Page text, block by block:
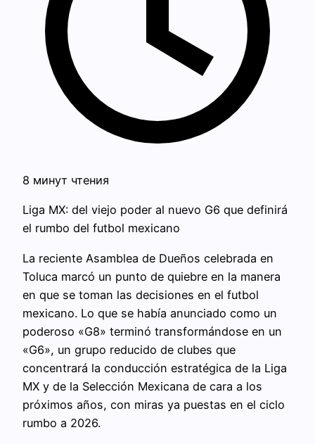
8 минут чтения
Liga MX: del viejo poder al nuevo G6 que definirá
el rumbo del futbol mexicano
La reciente Asamblea de Dueños celebrada en
Toluca marcó un punto de quiebre en la manera
en que se toman las decisiones en el futbol
mexicano. Lo que se había anunciado como un
poderoso «G8» terminó transformándose en un
«G6», un grupo reducido de clubes que
concentrará la conducción estratégica de la Liga
MX y de la Selección Mexicana de cara a los
próximos años, con miras ya puestas en el ciclo
rumbo a 2026.